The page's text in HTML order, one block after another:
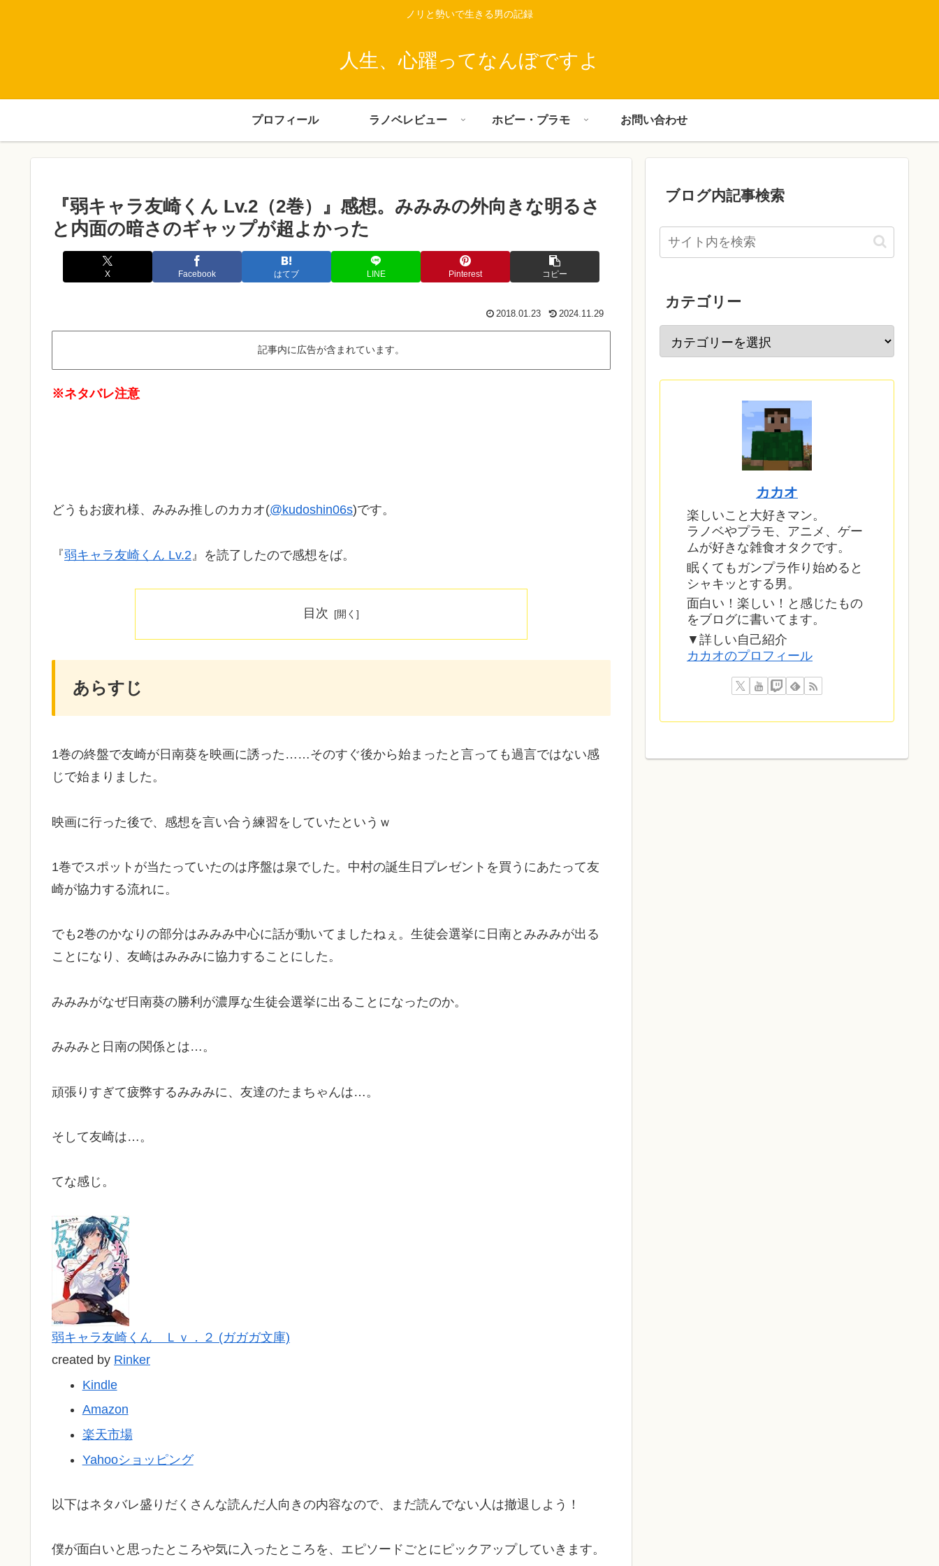
ノリと勢いで生きる男の記録
人生、心躍ってなんぼですよ
プロフィール ラノベレビュー ホビー・プラモ お問い合わせ
『弱キャラ友崎くん Lv.2（2巻）』感想。みみみの外向きな明るさ
と内面の暗さのギャップが超よかった
X Facebook はてブ LINE Pinterest コピー
2018.01.23 2024.11.29
記事内に広告が含まれています。
※ネタバレ注意
どうもお疲れ様、みみみ推しのカカオ(@kudoshin06s)です。
『弱キャラ友崎くん Lv.2 』を読了したので感想をば。
目次
あらすじ
1巻の終盤で友崎が日南葵を映画に誘った……そのすぐ後から始まったと言っても過言ではない感
じで始まりました。
映画に行った後で、感想を言い合う練習をしていたというｗ
1巻でスポットが当たっていたのは序盤は泉でした。中村の誕生日プレゼントを買うにあたって友
崎が協力する流れに。
でも2巻のかなりの部分はみみみ中心に話が動いてましたねぇ。生徒会選挙に日南とみみみが出る
ことになり、友崎はみみみに協力することにした。
みみみがなぜ日南葵の勝利が濃厚な生徒会選挙に出ることになったのか。
みみみと日南の関係とは…。
頑張りすぎて疲弊するみみみに、友達のたまちゃんは…。
そして友崎は…。
てな感じ。
弱キャラ友崎くん Ｌｖ．２ (ガガガ文庫)
created by Rinker
Kindle
Amazon
楽天市場
Yahooショッピング
以下はネタバレ盛りだくさんな読んだ人向きの内容なので、まだ読んでない人は撤退しよう！
僕が面白いと思ったところや気に入ったところを、エピソードごとにピックアップしていきます。
ブログ内記事検索
カテゴリー
カカオ
楽しいこと大好きマン。
ラノベやプラモ、アニメ、ゲー
ムが好きな雑食オタクです。
眠くてもガンプラ作り始めると
シャキッとする男。
面白い！楽しい！と感じたもの
をブログに書いてます。
▼詳しい自己紹介
カカオのプロフィール